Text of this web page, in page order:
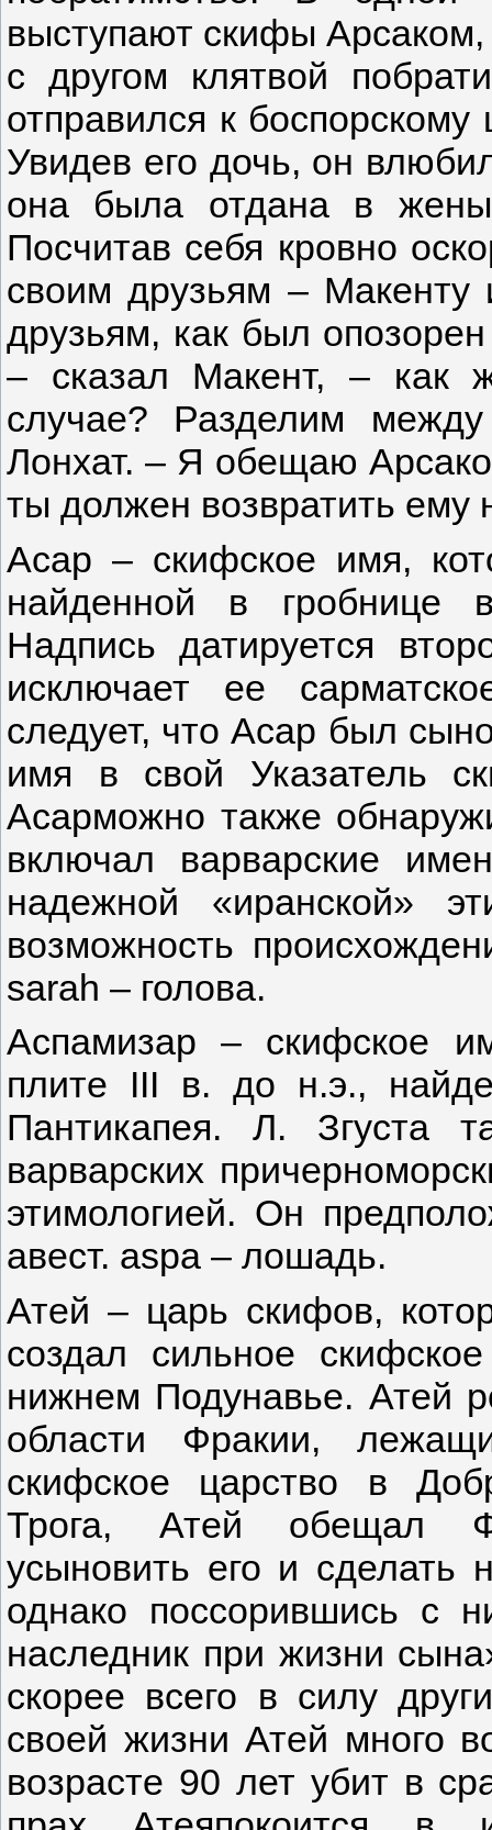
выступают скифы Арсаком,
с другом клятвой
отправился к
Увидев его дочь, он
она была отдана в
Посчитав себя кровно
своим друзьям – Макенту
друзьям, как был
– сказал Макент, – как
случае? Разделим
Лонхат. – Я обещаю
ты должен возвратить ему
Асар – скифское имя,
найденной в гробнице
Надпись датируется
исключает ее
следует, что Асар был
имя в свой Указатель
Асарможно также
включал варварские
надежной «иранской»
возможность
sarah – голова.
Аспамизар – скифское
плите III в. до н.э.,
Пантикапея. Л. Згуста
варварских
этимологией. Он
авест. aspa – лошадь.
Атей – царь скифов,
создал сильное
нижнем Подунавье. Атей
области Фракии,
скифское царство в
Трога, Атей обещал
усыновить его и сделать
однако поссорившись с
наследник при жизни
скорее всего в силу
своей жизни Атей много
возрасте 90 лет убит в